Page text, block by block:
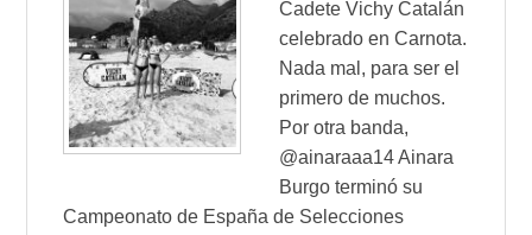
Cadete Vichy Catalán
celebrado en Carnota.
Nada mal, para ser el
primero de muchos.
Por otra banda,
@ainaraaa14 Ainara
Burgo terminó su
Campeonato de España de Selecciones